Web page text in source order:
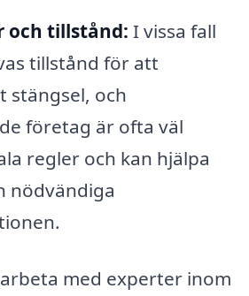
och tillstånd: I vissa fall
tillstånd för att
stängsel, och
företag är ofta väl
regler och kan hjälpa
nödvändiga
med experter inom